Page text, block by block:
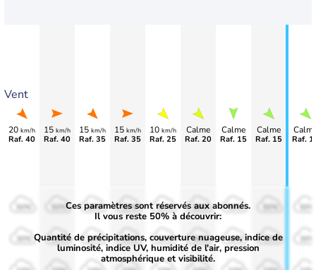
Vent
20 km/h
Raf. 40
15 km/h
Raf. 40
15 km/h
Raf. 35
15 km/h
Raf. 35
10 km/h
Raf. 25
Calme
Raf. 20
Calme
Raf. 15
Calme
Raf. 15 Raf.
50%
30%
50%
30%
50%
30%
50%
30%
50%
30%
50%
30%
50%
30% 30% 30%
Ces paramètres sont réservés aux abonnés.
Il vous reste 50% à découvrir:
Quantité de précipitations, couverture nuageuse, indice de
luminosité, indice UV, humidité de l'air, pression
atmosphérique et visibilité.